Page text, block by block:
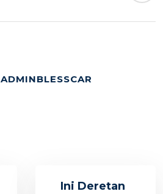
ADMINBLESSCAR
Ini Deretan